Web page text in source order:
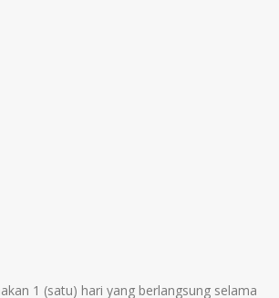
1 (satu) hari yang berlangsung selama